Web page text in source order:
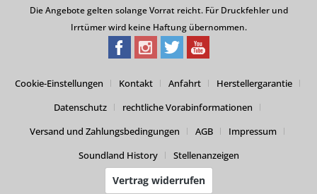
Die Angebote gelten solange Vorrat reicht. Für Druckfehler und
Irrtümer wird keine Haftung übernommen.
Cookie-Einstellungen Kontakt Anfahrt
Herstellergarantie
Datenschutz
rechtliche Vorabinformationen
Versand und Zahlungsbedingungen
AGB
Impressum
Soundland History
Stellenanzeigen
Vertrag widerrufen